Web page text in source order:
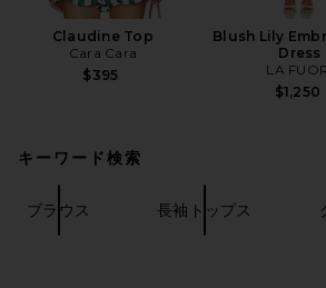
Claudine Top
Cara Cara
$395
Blush Lily
Dress
LA
$1,250
キーワード検索
ブラウス 長袖トップス